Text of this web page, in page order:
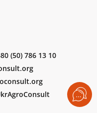
(50) 786 13 10